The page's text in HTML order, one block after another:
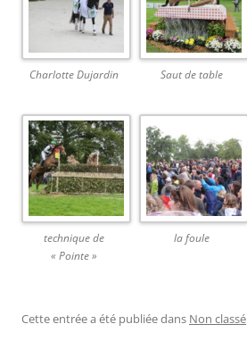
Charlotte Dujardin Saut de table
technique de
« Pointe »
la foule
Cette entrée a été publiée dans Non classé